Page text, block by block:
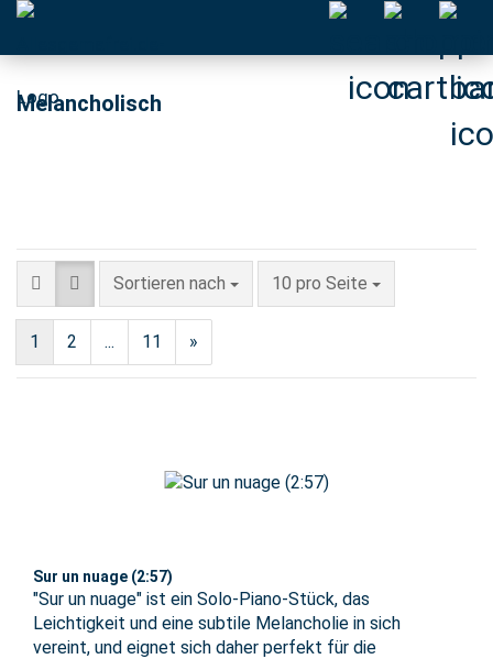
Melancholisch
Sortieren nach
Sortieren nach 10 pro Seite
pro Seite
1 2 ... 11 »
Sur un nuage (2:57)
"Sur un nuage" ist ein Solo-Piano-Stück, das
Leichtigkeit und eine subtile Melancholie in sich
vereint, und eignet sich daher perfekt für die